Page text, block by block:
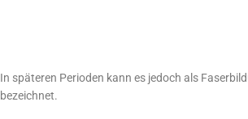
In späteren Perioden kann es jedoch als
bezeichnet.